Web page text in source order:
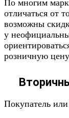
По многим
отличаться от
возможны
у
розничную
Покупатель